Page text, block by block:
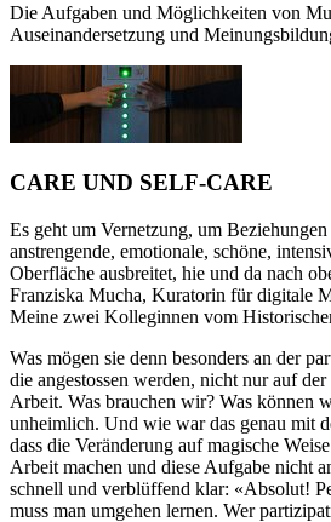
Die Aufgaben und Möglichkeiten von
Auseinandersetzung und
CARE UND SELF-CARE
Es geht um Vernetzung, um
anstrengende, emotionale, schöne,
Oberfläche ausbreitet, hie und da nach
Franziska Mucha, Kuratorin für digitale
Meine zwei Kolleginnen vom
Was mögen sie denn besonders an der
die angestossen werden, nicht nur auf
Arbeit. Was brauchen wir? Was können
unheimlich. Und wie war das genau mit
dass die Veränderung auf magische
Arbeit machen und diese Aufgabe nicht
schnell und verblüffend klar: «Absolut!
muss man umgehen lernen. Wer